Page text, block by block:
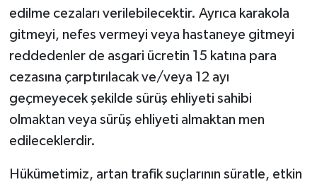
edilme cezaları verilebilecektir. Ayrıca karakola
gitmeyi, nefes vermeyi veya hastaneye gitmeyi
reddedenler de asgari ücretin 15 katına para
cezasına çarptırılacak ve/veya 12 ayı
geçmeyecek şekilde sürüş ehliyeti sahibi
olmaktan veya sürüş ehliyeti almaktan men
edileceklerdir.
Hükümetimiz, artan trafik suçlarının süratle, etkin